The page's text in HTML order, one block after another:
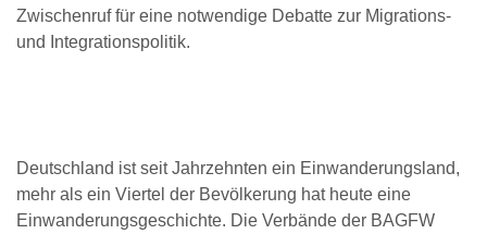
Zwischenruf für eine notwendige Debatte zur Migrations-
und Integrationspolitik.
Deutschland ist seit Jahrzehnten ein Einwanderungsland,
mehr als ein Viertel der Bevölkerung hat heute eine
Einwanderungsgeschichte. Die Verbände der BAGFW